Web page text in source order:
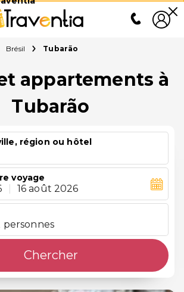
Brésil Tubarão
appartements à
Tubarão
région ou hôtel
voyage
16 août 2026
personnes
Chercher